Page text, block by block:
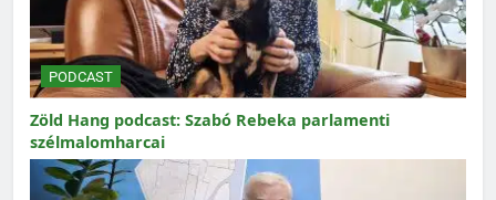
PODCAST
Zöld Hang podcast: Szabó Rebeka parlamenti
szélmalomharcai